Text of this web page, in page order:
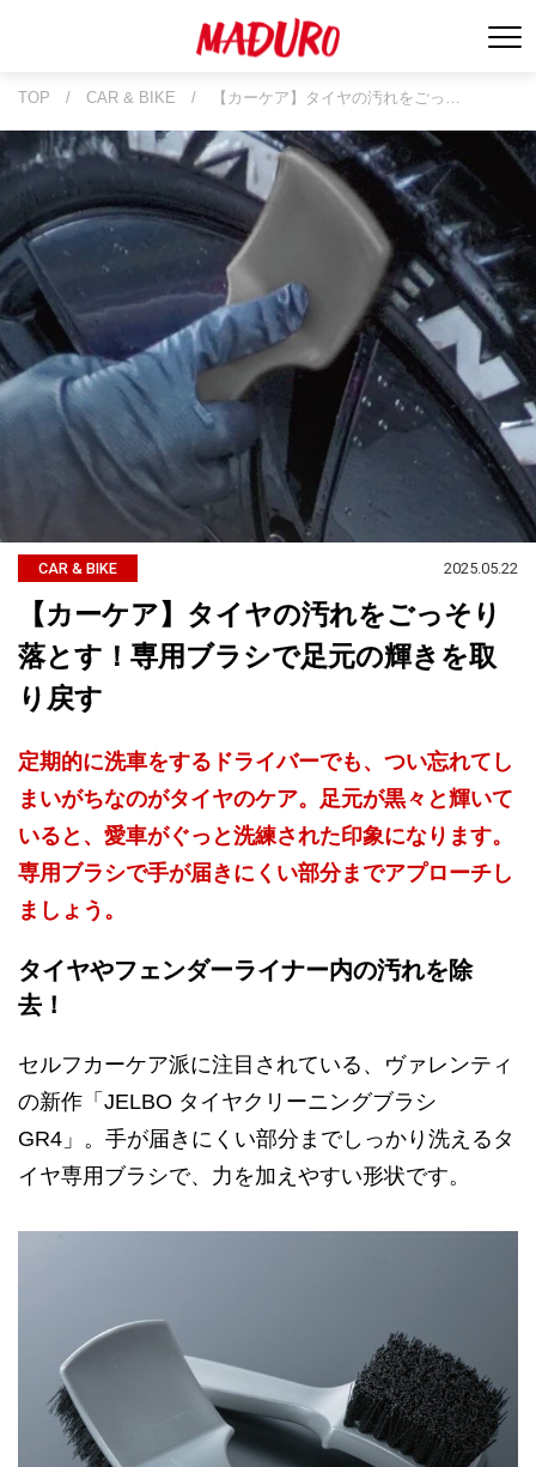
TOP / CAR & BIKE / 【カーケア】タイヤの汚れをごっ…
CAR & BIKE 2025.05.22
【カーケア】タイヤの汚れをごっそり
落とす！専用ブラシで足元の輝きを取
り戻す
定期的に洗車をするドライバーでも、つい忘れてし
まいがちなのがタイヤのケア。足元が黒々と輝いて
いると、愛車がぐっと洗練された印象になります。
専用ブラシで手が届きにくい部分までアプローチし
ましょう。
タイヤやフェンダーライナー内の汚れを除
去！
セルフカーケア派に注目されている、ヴァレンティ
の新作「JELBO タイヤクリーニングブラシ
GR4」。手が届きにくい部分までしっかり洗えるタ
イヤ専用ブラシで、力を加えやすい形状です。